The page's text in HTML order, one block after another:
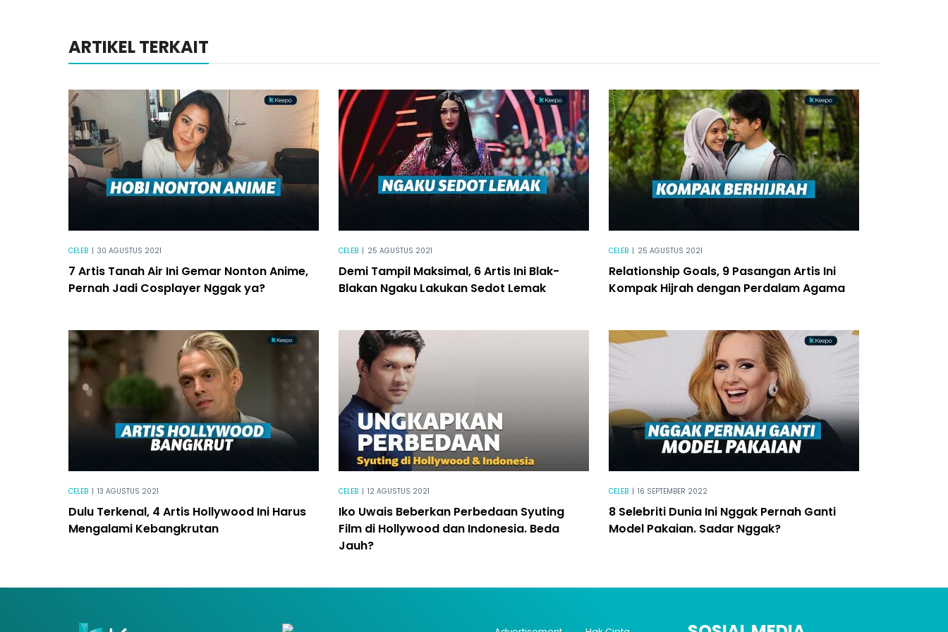
ARTIKEL TERKAIT
CELEB | 30 AGUSTUS 2021
7 Artis Tanah Air Ini Gemar Nonton Anime,
Pernah Jadi Cosplayer Nggak ya?
CELEB | 25 AGUSTUS 2021
Demi Tampil Maksimal, 6 Artis Ini Blak-
Blakan Ngaku Lakukan Sedot Lemak
CELEB | 25 AGUSTUS 2021
Relationship Goals, 9 Pasangan Artis Ini
Kompak Hijrah dengan Perdalam Agama
CELEB | 13 AGUSTUS 2021
Dulu Terkenal, 4 Artis Hollywood Ini Harus
Mengalami Kebangkrutan
CELEB | 12 AGUSTUS 2021
Iko Uwais Beberkan Perbedaan Syuting
Film di Hollywood dan Indonesia. Beda
Jauh?
CELEB | 16 SEPTEMBER 2022
8 Selebriti Dunia Ini Nggak Pernah Ganti
Model Pakaian. Sadar Nggak?